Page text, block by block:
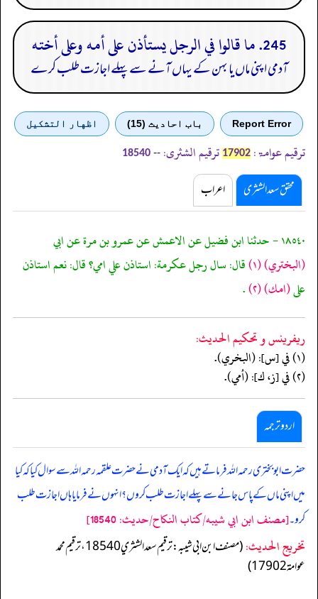
245. ما قالوا في الرجل يستأذن على أمه وعلى أخته
آدمی اپنی ماں یا بہن کے یہاں آنے سے پہلے اجازت طلب کرے
Report Error باب احادیث (15) اظهار التشكيل
ترقیم عوامۃ: 17902 ترقیم الشثری: --
18540
محقق سعد الشثری اعراب
١٨٥٤٠ - حدثنا ابن فضيل عن الاعمش عن عمرو بن مرة عن ابي
(البختري)(١) قال: سال رجل عكرمة: استاذن علي امي؟ قال: نعم استاذن
على(امك)(٢) .
ريفرينس و تحكيم الحدیث:
(١) في [س]: (البخري).
(٢) في [ز، ك]: (أمي).
اردو ترجمہ
حضرت ابو بختری رحمہ اللہ فرماتے ہیں کہ ایک آدمی نے حضرت علقمہ رحمہ اللہ سے سوال کیا کہ کیا
میں اپنی ماں کے پاس جانے سے پہلے اجازت طلب کروں؟ انہوں نے فرمایا ہاں اجازت طلب
کرو۔[مصنف ابن ابي شيبه/كتاب النكاح/حدیث: 18540]
تخریج الحدیث:
(مصنف ابن ابي شيبه: ترقيم سعد الشثري 18540، ترقيم محمد
عوامة 17902)